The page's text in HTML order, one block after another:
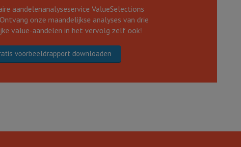
aandelenanalyseservice ValueSelections
onze maandelijkse analyses van drie
value-aandelen in het vervolg zelf ook!
voorbeeldrapport downloaden